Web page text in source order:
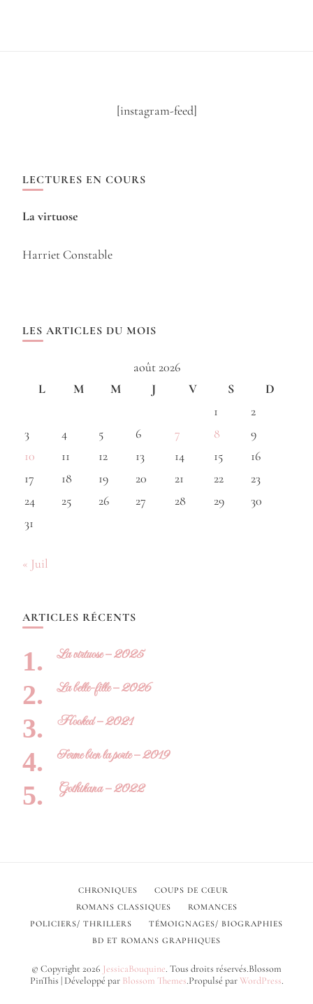
[instagram-feed]
LECTURES EN COURS
La virtuose
Harriet Constable
LES ARTICLES DU MOIS
août 2026
L
M M J V S
D
1
2
3
4 5 6 7 8
9
10
11 12 13 14 15
16
17
18 19 20 21 22
23
24
25 26 27 28 29
30
31
« Juil
ARTICLES RÉCENTS
La virtuose – 2025
La belle-fille – 2026
Hooked – 2021
Ferme bien la porte – 2019
Gothikana – 2022
© Copyright 2026 JessicaBouquine. Tous droits réservés.Blossom
PinThis | Développé par Blossom Themes.Propulsé parWordPress.
CHRONIQUES
COUPS DE CŒUR
ROMANS CLASSIQUES
ROMANCES
POLICIERS/ THRILLERS
TÉMOIGNAGES/ BIOGRAPHIES
BD ET ROMANS GRAPHIQUES